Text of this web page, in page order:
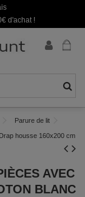
d'achat !
Parure de lit
housse 160x200 cm
AVEC
BLANC